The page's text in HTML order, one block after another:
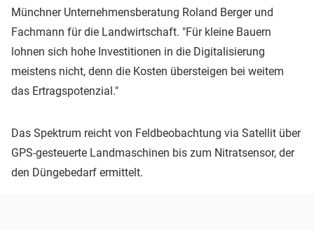
Münchner Unternehmensberatung Roland Berger und
Fachmann für die Landwirtschaft. "Für kleine Bauern
lohnen sich hohe Investitionen in die Digitalisierung
meistens nicht, denn die Kosten übersteigen bei weitem
das Ertragspotenzial."
Das Spektrum reicht von Feldbeobachtung via Satellit über
GPS-gesteuerte Landmaschinen bis zum Nitratsensor, der
den Düngebedarf ermittelt.